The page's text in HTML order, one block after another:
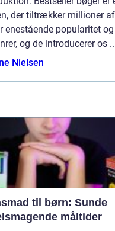
der tiltrækker millioner
enestående popularitet
og de introducerer os
Nielsen
til børn: Sunde
måltider